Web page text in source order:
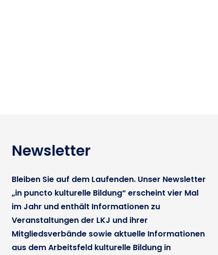
Newsletter
Bleiben Sie auf dem Laufenden. Unser Newsletter
„in puncto kulturelle Bildung“ erscheint vier Mal
im Jahr und enthält Informationen zu
Veranstaltungen der LKJ und ihrer
Mitgliedsverbände sowie aktuelle Informationen
aus dem Arbeitsfeld kulturelle Bildung in